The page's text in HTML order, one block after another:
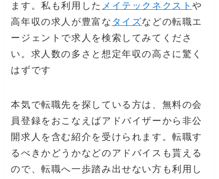
ます。私も利用した メイテックネクストや
高年収の求人が豊富な タイズなどの転職エ
ージェントで求人を検索してみてくださ
い。求人数の多さと想定年収の高さに驚く
はずです
本気で転職先を探している方は、無料の会
員登録をおこなえばアドバイザーから非公
開求人を含む紹介を受けられます。転職す
るべきかどうかなどのアドバイスも貰える
ので、転職へ一歩踏み出せない方も利用し